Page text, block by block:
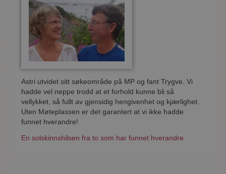
Astri utvidet sitt søkeområde på MP og fant Trygve. Vi
hadde vel neppe trodd at et forhold kunne bli så
vellykket, så fullt av gjensidig hengivenhet og kjærlighet.
Uten Møteplassen er det garantert at vi ikke hadde
funnet hverandre!
En solskinnshilsen fra to som har funnet hverandre